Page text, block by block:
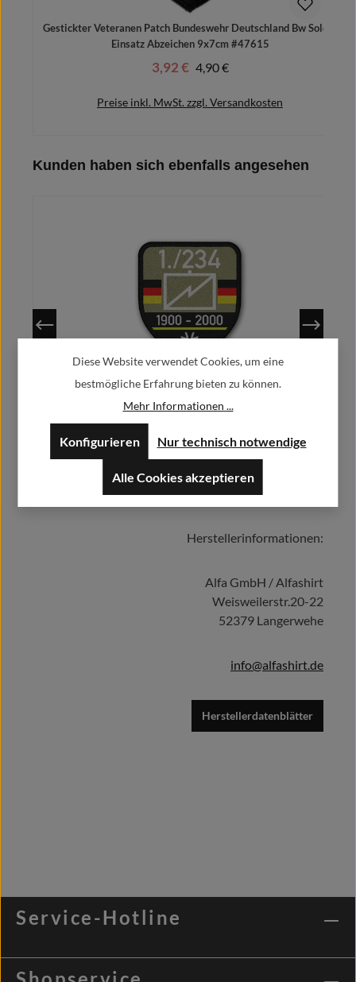
Gestickter Veteranen Patch Bundeswehr Deutschland Bw Soldat
Einsatz Abzeichen 9x7cm #47615
Verkaufspreis:
3,92 € Regulärer Preis:
4,90 €
Preise inkl. MwSt. zzgl. Versandkosten
Produktgalerie überspringen
Kunden haben sich ebenfalls angesehen
Veteranen-Patch personalisierbar #30093
Preise inkl. MwSt. zzgl. Versandkosten
Details
Herstellerinformationen:
Alfa GmbH / Alfashirt
Weisweilerstr.20-22
52379 Langerwehe
info@alfashirt.de
Herstellerdatenblätter
Service-Hotline
Diese Website verwendet Cookies, um eine
bestmögliche Erfahrung bieten zu können.
Mehr Informationen ...
Nur technisch notwendige
Konfigurieren
Alle Cookies akzeptieren